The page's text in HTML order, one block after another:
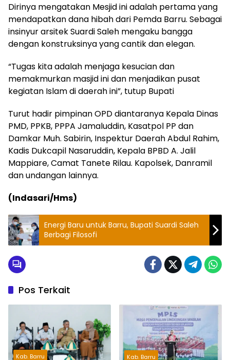
Dirinya mengatakan Mesjid ini adalah pertama yang
mendapatkan dana hibah dari Pemda Barru. Sebagai
insinyur arsitek Suardi Saleh mengaku bangga
dengan konstruksinya yang cantik dan elegan.
“Tugas kita adalah menjaga kesucian dan
memakmurkan masjid ini dan menjadikan pusat
kegiatan Islam di daerah ini”, tutup Bupati
Turut hadir pimpinan OPD diantaranya Kepala Dinas
PMD, PPKB, PPPA Jamaluddin, Kasatpol PP dan
Damkar Muh. Sabirin, Inspektur Daerah Abdul Rahim,
Kadis Dukcapil Nasaruddin, Kepala BPBD A. Jalil
Mappiare, Camat Tanete Rilau. Kapolsek, Danramil
dan undangan lainnya.
(Indasari/Hms)
Energi Baru untuk Barru, Bupati Suardi Saleh
Berbagi Filosofi
Pos Terkait
Kab. Barru Kab. Barru